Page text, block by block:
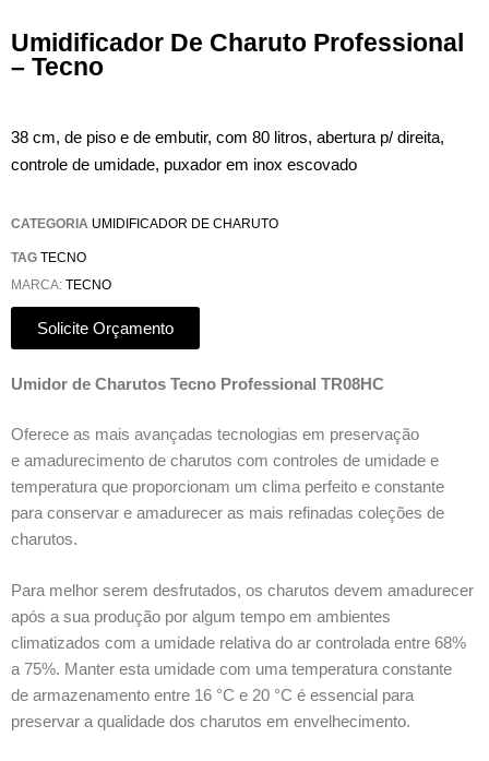
Umidificador De Charuto Professional
– Tecno
38 cm, de piso e de embutir, com 80 litros, abertura p/ direita,
controle de umidade, puxador em inox escovado
CATEGORIA UMIDIFICADOR DE CHARUTO
TAG TECNO
MARCA: TECNO
Solicite Orçamento
Umidor de Charutos Tecno Professional TR08HC
Oferece as mais avançadas tecnologias em preservação
e amadurecimento de charutos com controles de umidade e
temperatura que proporcionam um clima perfeito e constante
para conservar e amadurecer as mais refinadas coleções de
charutos.
Para melhor serem desfrutados, os charutos devem amadurecer
após a sua produção por algum tempo em ambientes
climatizados com a umidade relativa do ar controlada entre 68%
a 75%. Manter esta umidade com uma temperatura constante
de armazenamento entre 16 °C e 20 °C é essencial para
preservar a qualidade dos charutos em envelhecimento.